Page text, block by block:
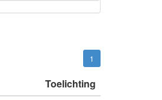
1
Toelichting